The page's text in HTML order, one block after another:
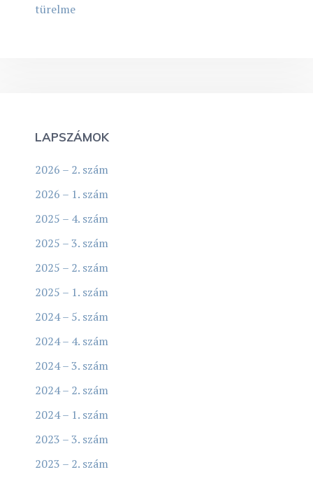
türelme
LAPSZÁMOK
2026 – 2. szám
2026 – 1. szám
2025 – 4. szám
2025 – 3. szám
2025 – 2. szám
2025 – 1. szám
2024 – 5. szám
2024 – 4. szám
2024 – 3. szám
2024 – 2. szám
2024 – 1. szám
2023 – 3. szám
2023 – 2. szám